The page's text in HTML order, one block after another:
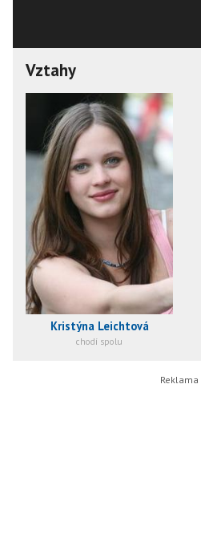
Vztahy
Kristýna Leichtová
chodí spolu